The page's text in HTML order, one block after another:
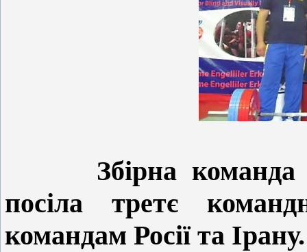
Збірна команда
посіла третє
командам Росії та Ірану.